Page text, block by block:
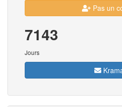
Pas un
7143
Jours